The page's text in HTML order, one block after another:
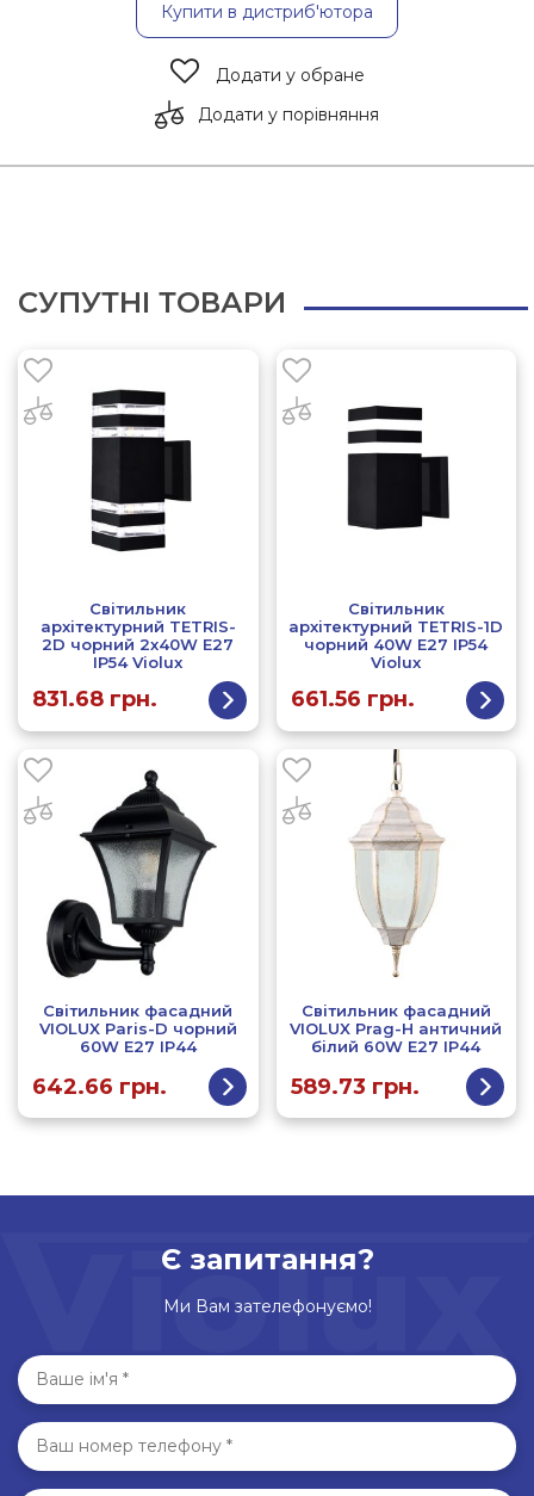
Купити в дистриб'ютора
Додати у обране
Додати у порівняння
СУПУТНІ ТОВАРИ
Світильник
архітектурний TETRIS-
2D чорний 2х40W Е27
IP54 Violux
831.68 грн.
Світильник
архітектурний TETRIS-1D
чорний 40W Е27 IP54
Violux
661.56 грн.
Світильник фасадний
VIOLUX Paris-D чорний
60W Е27 IP44
642.66 грн.
Світильник фасадний
VIOLUX Prag-H античний
білий 60W Е27 IP44
589.73 грн.
Є запитання?
Ми Вам зателефонуємо!